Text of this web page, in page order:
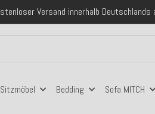
Über 120.000 erfolgreich versendete
Sicher bezahlen mit Klarna, PayPal &
Sitzmöbel Bedding Sofa MITCH